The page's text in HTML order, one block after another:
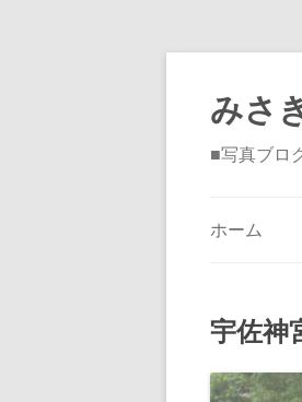
みさ
■写真ブロ
ホーム
宇佐